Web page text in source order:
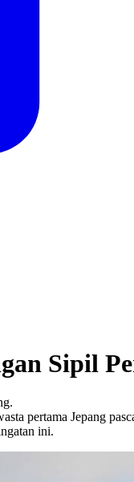
Sipil
pertama Jepang
ini.